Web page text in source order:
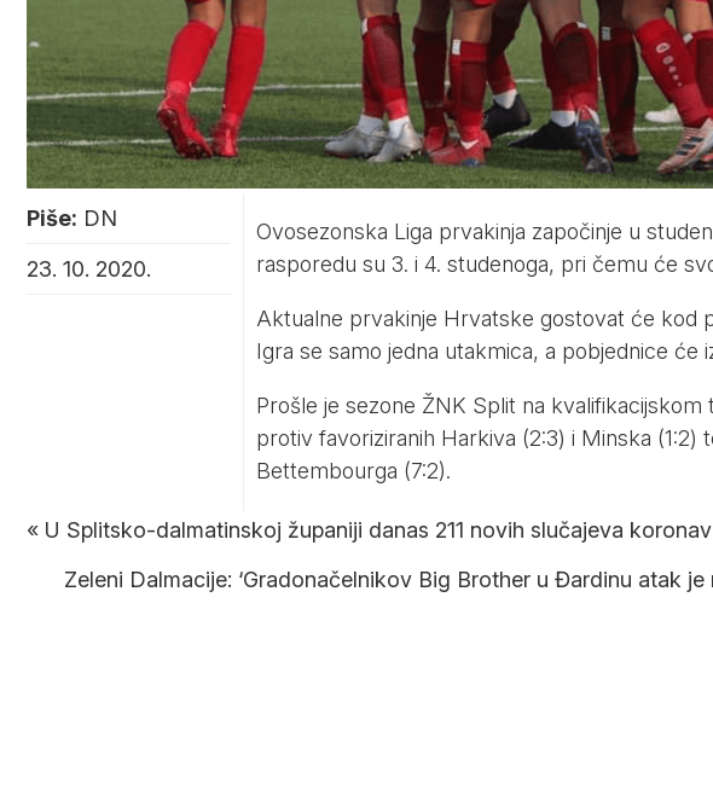
Piše: DN
23. 10. 2020.
Ovosezonska Liga prvakinja započinje u
rasporedu su 3. i 4. studenoga, pri čemu će
Aktualne prvakinje Hrvatske gostovat će kod
Igra se samo jedna utakmica, a pobjednice
Prošle je sezone ŽNK Split na
protiv favoriziranih Harkiva (2:3) i Minska (1:2)
Bettembourga (7:2).
« U Splitsko-dalmatinskoj županiji danas 211 novih slučajeva
Zeleni Dalmacije: ‘Gradonačelnikov Big Brother u Đardinu atak